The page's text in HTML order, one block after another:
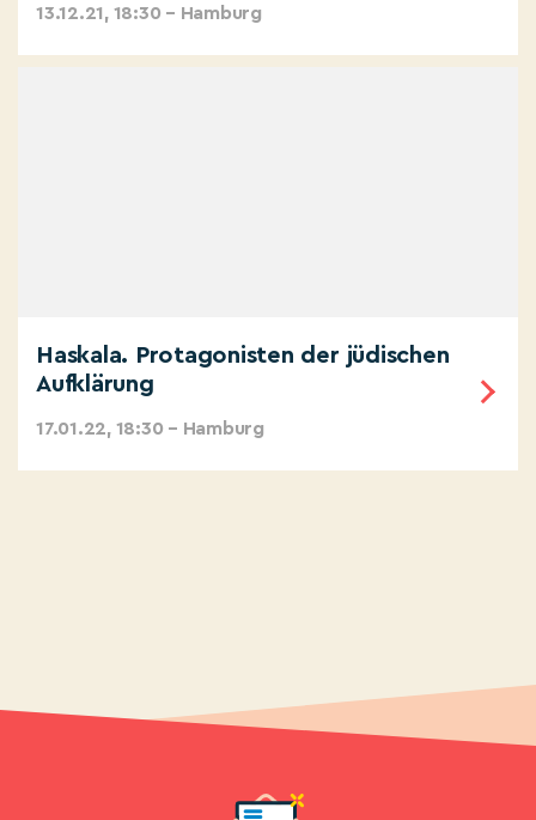
13.12.21, 18:30 – Hamburg
Haskala. Protagonisten der jüdischen
Aufklärung
17.01.22, 18:30 – Hamburg